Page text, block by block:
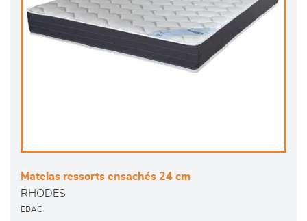
Matelas ressorts ensachés 24 cm
RHODES
EBAC